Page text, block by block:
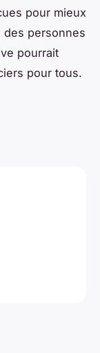
pour mieux
personnes
pourrait
pour tous.